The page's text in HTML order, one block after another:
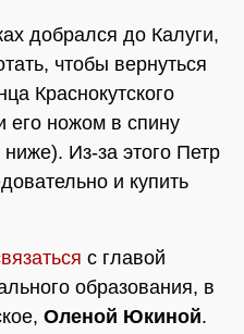
добрался до Калуги,
чтобы вернуться
Краснокутского
его ножом в спину
Из-за этого Петр
и купить
с главой
образования, в
Оленой Юкиной.